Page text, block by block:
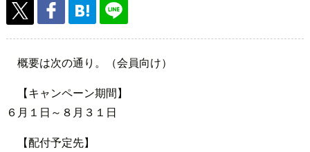
概要は次の通り。（会員向け）
【キャンペーン期間】
６月１日～８月３１日
【配付予定先】